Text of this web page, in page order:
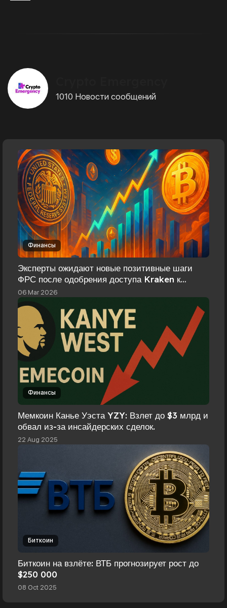
1010 Новости сообщений
Финансы
Эксперты ожидают новые позитивные шаги
ФРС после одобрения доступа Kraken к
платёжной системе
06 Mar 2026
Финансы
Мемкоин Канье Уэста YZY: Взлет до $3 млрд и
обвал из-за инсайдерских сделок.
22 Aug 2025
Биткоин
Биткоин на взлёте: ВТБ прогнозирует рост до
$250 000
08 Oct 2025